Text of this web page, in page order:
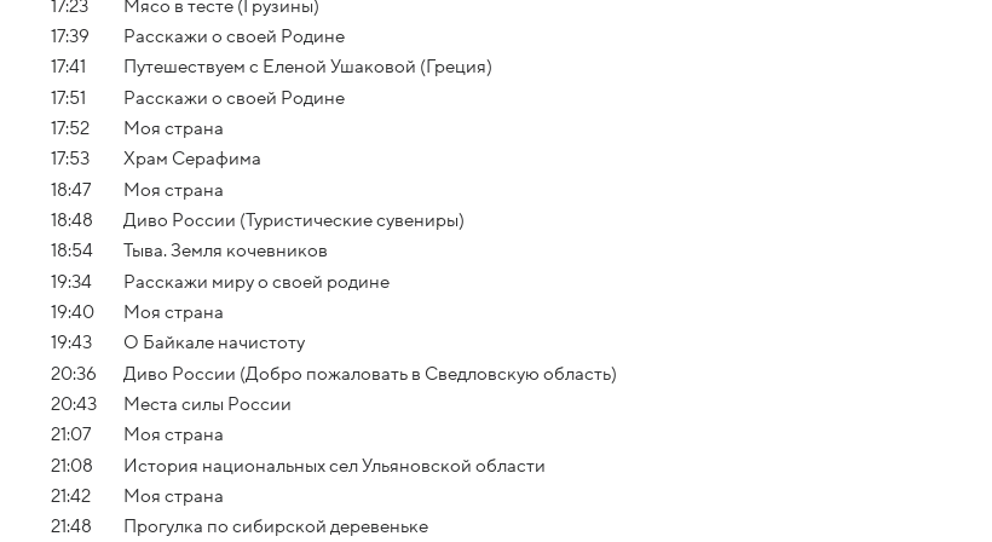
17:23
Мясо в тесте (Грузины)
17:39
Расскажи о своей Родине
17:41
Путешествуем с Еленой Ушаковой (Греция)
17:51
Расскажи о своей Родине
17:52
Моя страна
17:53
Храм Серафима
18:47
Моя страна
18:48
Диво России (Туристические сувениры)
18:54
Тыва. Земля кочевников
19:34
Расскажи миру о своей родине
19:40
Моя страна
19:43
О Байкале начистоту
20:36
Диво России (Добро пожаловать в Сведловскую область)
20:43
Места силы России
21:07
Моя страна
21:08
История национальных сел Ульяновской области
21:42
Моя страна
21:48
Прогулка по сибирской деревеньке